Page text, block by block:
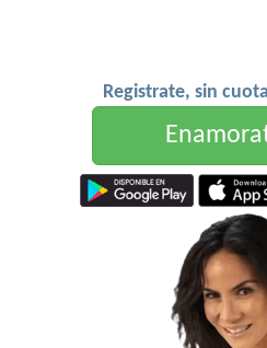
Registrate, sin